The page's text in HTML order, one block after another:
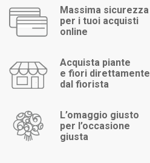
Massima sicurezza
per i tuoi acquisti
online
Acquista piante
e fiori direttamente
dal fiorista
L’omaggio giusto
per l’occasione
giusta